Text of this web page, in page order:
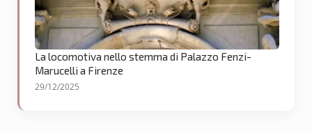
La locomotiva nello stemma di Palazzo Fenzi-
Marucelli a Firenze
29/12/2025